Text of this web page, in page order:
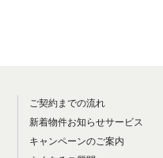
ご契約までの流れ
新着物件お知らせサービス
キャンペーンのご案内